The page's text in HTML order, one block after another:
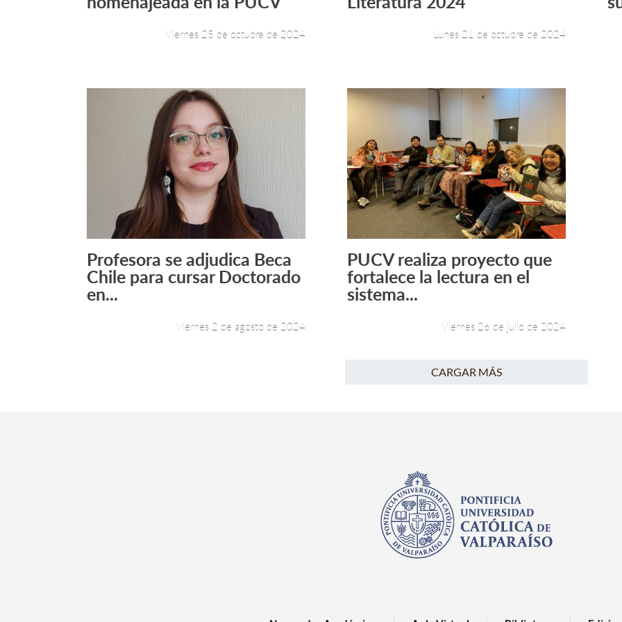
Viernes 25 de octubre de 2024 Lunes 21 de octubre de 2024
Leer más +
Profesora se adjudica Beca
Chile para cursar Doctorado
en...
Viernes 2 de agosto de 2024
Leer más +
PUCV realiza proyecto que
fortalece la lectura en el
sistema...
Viernes 26 de julio de 2024
CARGAR MÁS